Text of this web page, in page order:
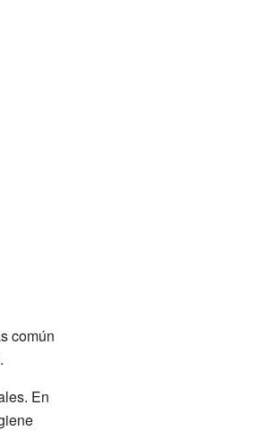
común
En